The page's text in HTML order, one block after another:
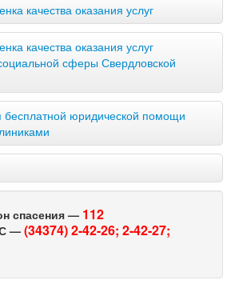
качества оказания услуг
качества оказания услуг
сферы Свердловской
бесплатной юридической помощи
спасения — 112
—(34374) 2-42-26; 2-42-27;